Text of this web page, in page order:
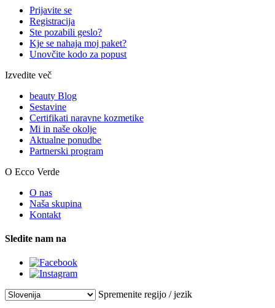
Prijavite se
Registracija
Ste pozabili geslo?
Kje se nahaja moj paket?
Unovčite kodo za popust
Izvedite več
beauty Blog
Sestavine
Certifikati naravne kozmetike
Mi in naše okolje
Aktualne ponudbe
Partnerski program
O Ecco Verde
O nas
Naša skupina
Kontakt
Sledite nam na
Spremenite regijo / jezik